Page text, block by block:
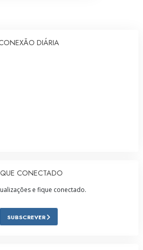
DIÁRIA
CONECTADO
e fique conectado.
SUBSCREVER